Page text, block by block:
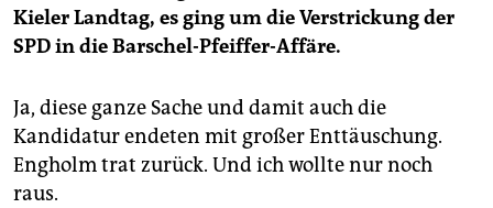
Kieler Landtag, es ging um die Verstrickung der
SPD in die Barschel-Pfeiffer-Affäre.
Ja, diese ganze Sache und damit auch die
Kandidatur endeten mit großer Enttäuschung.
Engholm trat zurück. Und ich wollte nur noch
raus.